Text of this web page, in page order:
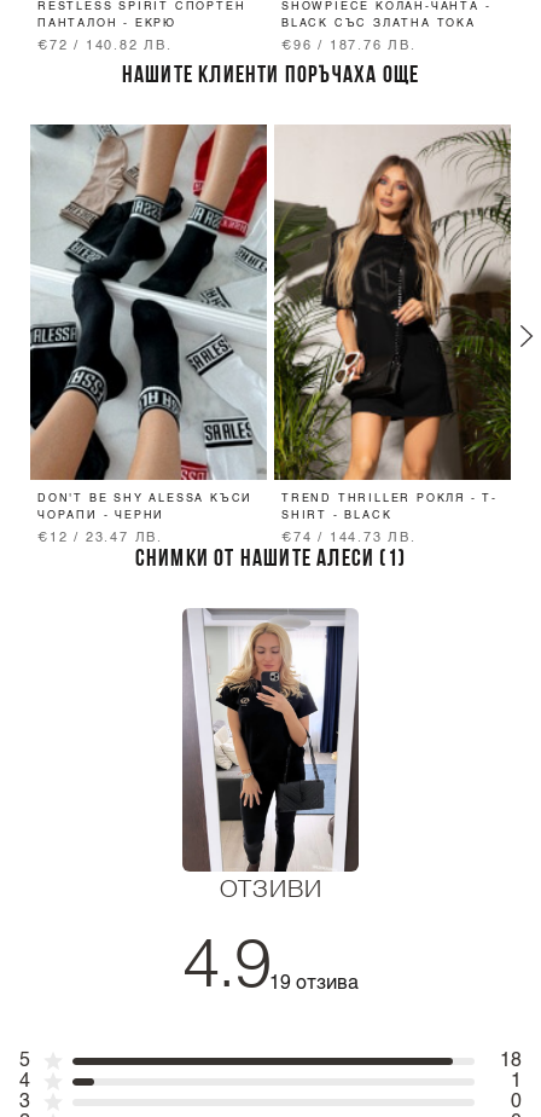
RESTLESS SPIRIT СПОРТЕН
ПАНТАЛОН - ЕКРЮ
€72 / 140.82 ЛВ.
SHOWPIECE КОЛАН-ЧАНТА -
BLACK СЪС ЗЛАТНА ТОКА
€96 / 187.76 ЛВ.
НАШИТЕ КЛИЕНТИ ПОРЪЧАХА ОЩЕ
DON'T BE SHY ALESSA КЪСИ
ЧОРАПИ - ЧЕРНИ
€12 / 23.47 ЛВ.
TREND THRILLER РОКЛЯ - T-
SHIRT - BLACK
€74 / 144.73 ЛВ.
СНИМКИ ОТ НАШИТЕ АЛЕСИ (1)
ОТЗИВИ
4.919 отзива
5
18
4
1
3
0